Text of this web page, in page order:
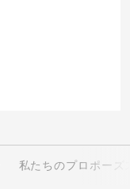
私たちのプロポーズ